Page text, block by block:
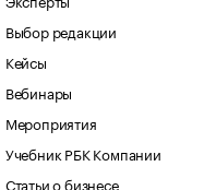
Выбор редакции
Кейсы
Вебинары
Мероприятия
Учебник РБК Компании
Статьи о бизнесе